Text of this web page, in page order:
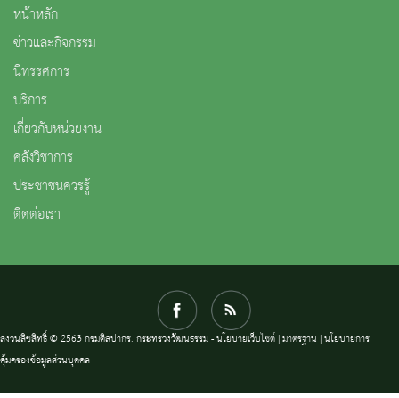
หน้าหลัก
ข่าวและกิจกรรม
นิทรรศการ
บริการ
เกี่ยวกับหน่วยงาน
คลังวิชาการ
ประชาชนควรรู้
ติดต่อเรา
สงวนลิขสิทธิ์ © 2563 กรมศิลปากร. กระทรวงวัฒนธรรม -นโยบายเว็บไซต์|มาตรฐาน |นโยบายการ
คุ้มครองข้อมูลส่วนบุคคล